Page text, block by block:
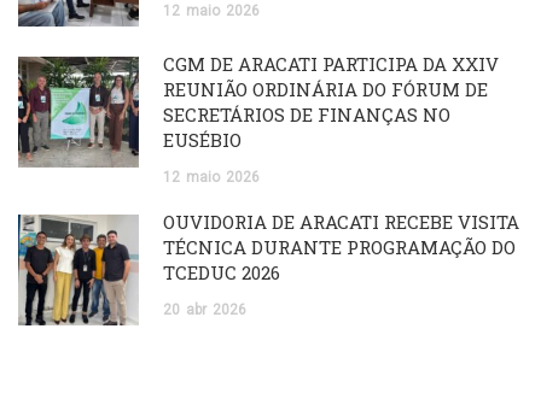
12 maio 2026
CGM DE ARACATI PARTICIPA DA XXIV
REUNIÃO ORDINÁRIA DO FÓRUM DE
SECRETÁRIOS DE FINANÇAS NO
EUSÉBIO
12 maio 2026
OUVIDORIA DE ARACATI RECEBE VISITA
TÉCNICA DURANTE PROGRAMAÇÃO DO
TCEDUC 2026
20 abr 2026